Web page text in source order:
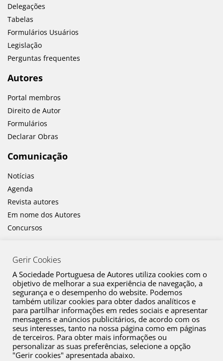
Delegações
Tabelas
Formulários Usuários
Legislação
Perguntas frequentes
Autores
Portal membros
Direito de Autor
Formulários
Declarar Obras
Comunicação
Notícias
Agenda
Revista autores
Em nome dos Autores
Concursos
Canal de Denúncia
Plano de Prevenção de Riscos de Corrupção e Infrações Conexas
Política de Privacidade
Política de Cookies
Gerir Cookies
A Sociedade Portuguesa de Autores utiliza cookies com o
objetivo de melhorar a sua experiência de navegação, a
segurança e o desempenho do website. Podemos
também utilizar cookies para obter dados analíticos e
para partilhar informações em redes sociais e apresentar
mensagens e anúncios publicitários, de acordo com os
seus interesses, tanto na nossa página como em páginas
de terceiros. Para obter mais informações ou
personalizar as suas preferências, selecione a opção
"Gerir cookies" apresentada abaixo.